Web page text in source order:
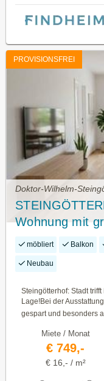
PROVISIONSFREI
Wohnung mit
möbliert Balkon
Neubau
Steingötterhof: Stadt
Lage!Bei der
gespart und besonders
Miete / Monat
€ 749,-
€ 16,- / m²